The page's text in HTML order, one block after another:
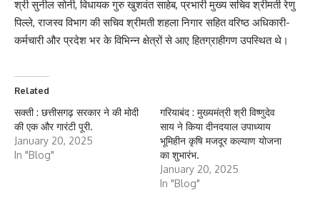
श्री सुनील सोनी, विधायक गुरु खुशवंत साहेब, प्रभारी मुख्य सचिव श्रीमती रेणु
पिल्ले, राजस्व विभाग की सचिव श्रीमती शहला निगार सहित वरिष्ठ अधिकारी-
कर्मचारी और प्रदेश भर के विभिन्न क्षेत्रों से आए हितग्राहीगण उपस्थित थे।
Related
सक्ती : छत्तीसगढ़ सरकार ने की मोदी
की एक और गारंटी पूरी.
January 20, 2025
In "Blog"
गरियाबंद : मुख्यमंत्री श्री विष्णुदेव
साय ने किया दीनदयाल उपाध्याय
भूमिहीन कृषि मजदूर कल्याण योजना
का शुभारंभ.
January 20, 2025
In "Blog"